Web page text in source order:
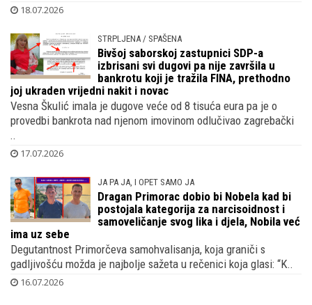
18.07.2026
STRPLJENA / SPAŠENA
Bivšoj saborskoj zastupnici SDP-a
izbrisani svi dugovi pa nije završila u
bankrotu koji je tražila FINA, prethodno
joj ukraden vrijedni nakit i novac
Vesna Škulić imala je dugove veće od 8 tisuća eura pa je o
provedbi bankrota nad njenom imovinom odlučivao zagrebački
..
17.07.2026
JA PA JA, I OPET SAMO JA
Dragan Primorac dobio bi Nobela kad bi
postojala kategorija za narcisoidnost i
samoveličanje svog lika i djela, Nobila već
ima uz sebe
Degutantnost Primorčeva samohvalisanja, koja graniči s
gadljivošću možda je najbolje sažeta u rečenici koja glasi: “K..
16.07.2026